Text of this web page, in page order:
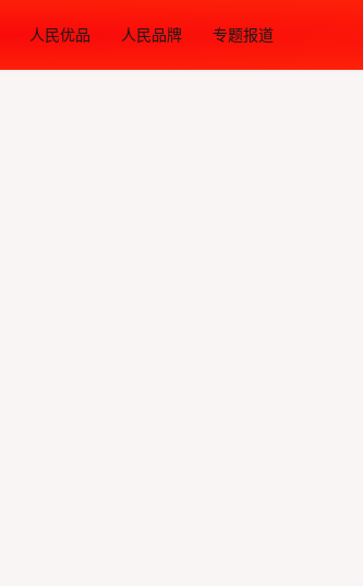
人民优品 人民品牌 专题报道